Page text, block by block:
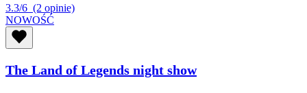
3.3/6 (2 opinie)
NOWOŚĆ
The Land of Legends night show